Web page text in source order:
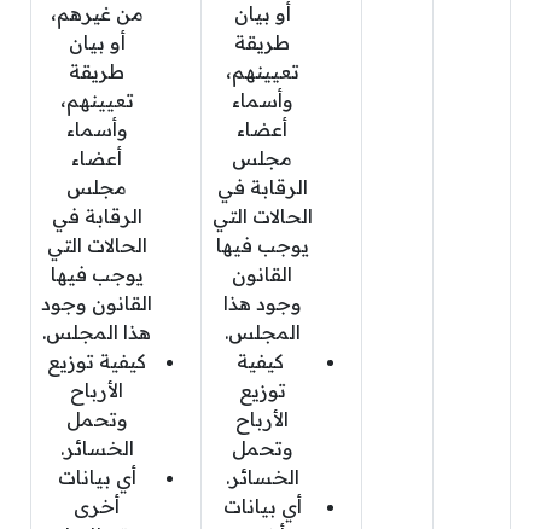
أو بيان
طريقة
تعيينهم،
وأسماء
أعضاء
مجلس
الرقابة في
الحالات التي
يوجب فيها
القانون
وجود هذا
المجلس.
كيفية
توزيع
الأرباح
وتحمل
الخسائر.
أي بيانات
من غيرهم،
أو بيان
طريقة
تعيينهم،
وأسماء
أعضاء
مجلس
الرقابة في
الحالات التي
يوجب فيها
القانون وجود
هذا المجلس.
كيفية توزيع
الأرباح
وتحمل
الخسائر.
أي بيانات
أخرى